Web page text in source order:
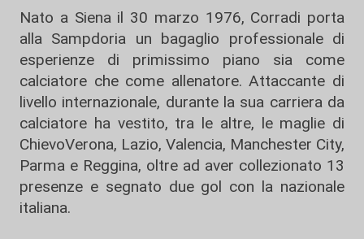
Nato a Siena il 30 marzo 1976, Corradi porta
alla Sampdoria un bagaglio professionale di
esperienze di primissimo piano sia come
calciatore che come allenatore. Attaccante di
livello internazionale, durante la sua carriera da
calciatore ha vestito, tra le altre, le maglie di
ChievoVerona, Lazio, Valencia, Manchester City,
Parma e Reggina, oltre ad aver collezionato 13
presenze e segnato due gol con la nazionale
italiana.